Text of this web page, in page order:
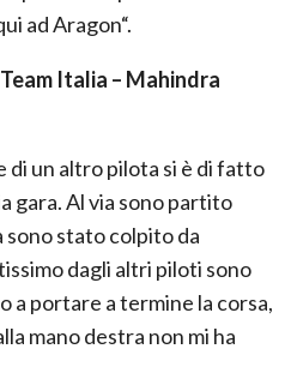
ad Aragon“.
Italia – Mahindra
un altro pilota si è di fatto
gara. Al via sono partito
sono stato colpito da
dagli altri piloti sono
a portare a termine la corsa,
mano destra non mi ha